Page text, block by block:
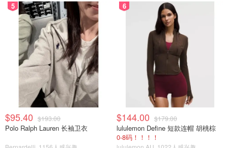
5
$95.40 $193.00
Polo Ralph Lauren 长袖卫衣
6
$144.00 $179.00
lululemon Define 短款连帽 胡桃棕
0-8码！！！！